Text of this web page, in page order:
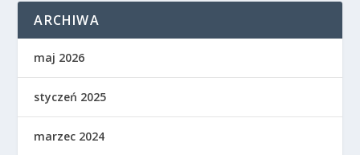
ARCHIWA
maj 2026
styczeń 2025
marzec 2024